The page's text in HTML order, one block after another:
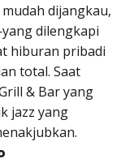
dijangkau,
dilengkapi
hiburan pribadi
total. Saat
& Bar yang
jazz yang